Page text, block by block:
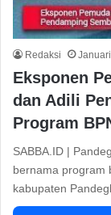
Redaksi
Eksponen
dan Adili
Program
SABBA.ID |
bernama program
kabupaten